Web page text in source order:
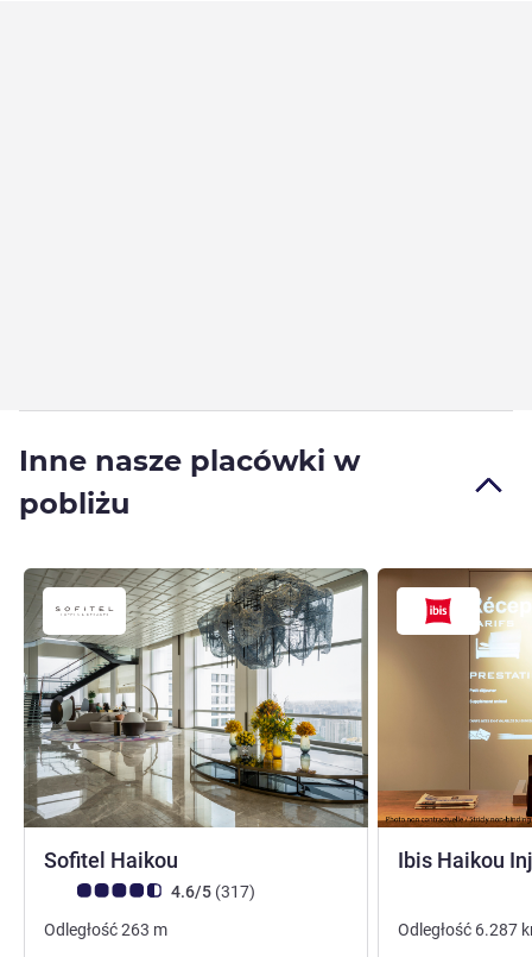
Inne nasze placówki w
pobliżu
Sofitel Haikou
Ocena klientów (Ocena ALL)
4.6/5 (317Liczba opinii
)
Odległość263 m
Ibis Haikou
Odległość 6.287